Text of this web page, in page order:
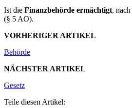
Ist die Finanzbehörde ermächtigt, nach
(§ 5 AO).
VORHERIGER ARTIKEL
Behörde
NÄCHSTER ARTIKEL
Gesetz
Teile diesen Artikel: